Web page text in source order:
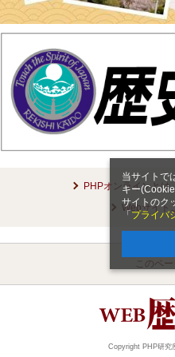
当サイトで
キー
サイトのク
「 プライバ
PHPオンラインとは
Webサイト
このペ
Copyright PHP研